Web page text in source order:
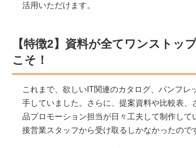
活用いただけます。
【特徴2】資料が全てワンストッ
こそ！
これまで、欲しいIT関連のカタログ、パンフ
手していました。さらに、提案資料や比較表
品プロモーション担当が日々工夫して制作し
接営業スタッフから受け取るしかなかったので